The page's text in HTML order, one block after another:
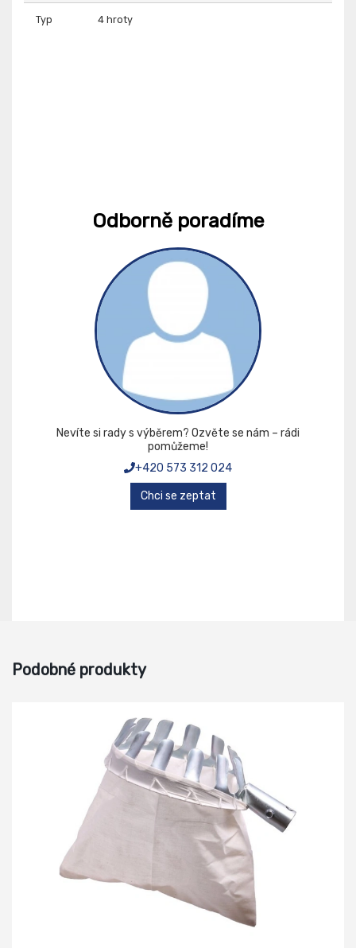
Typ 4 hroty
Odborně poradíme
Nevíte si rady s výběrem? Ozvěte se nám – rádi
pomůžeme!
+420 573 312 024
Chci se zeptat
Podobné produkty